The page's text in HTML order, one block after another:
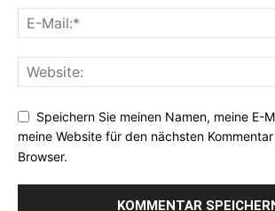
Speichern Sie meinen Namen, meine E-
meine Website für den nächsten
Browser.